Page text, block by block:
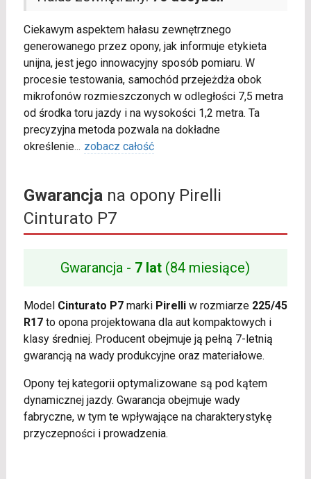
Ciekawym aspektem hałasu zewnętrznego
generowanego przez opony, jak informuje etykieta
unijna, jest jego innowacyjny sposób pomiaru. W
procesie testowania, samochód przejeżdża obok
mikrofonów rozmieszczonych w odległości 7,5 metra
od środka toru jazdy i na wysokości 1,2 metra. Ta
precyzyjna metoda pozwala na dokładne
określenie... zobacz całość
Gwarancjana opony Pirelli
Cinturato P7
Gwarancja - 7 lat (84 miesiące)
Model Cinturato P7marki Pirelliw rozmiarze 225/45
R17to opona projektowana dla aut kompaktowych i
klasy średniej. Producent obejmuje ją pełną 7-letnią
gwarancją na wady produkcyjne oraz materiałowe.
Opony tej kategorii optymalizowane są pod kątem
dynamicznej jazdy. Gwarancja obejmuje wady
fabryczne, w tym te wpływające na charakterystykę
przyczepności i prowadzenia.